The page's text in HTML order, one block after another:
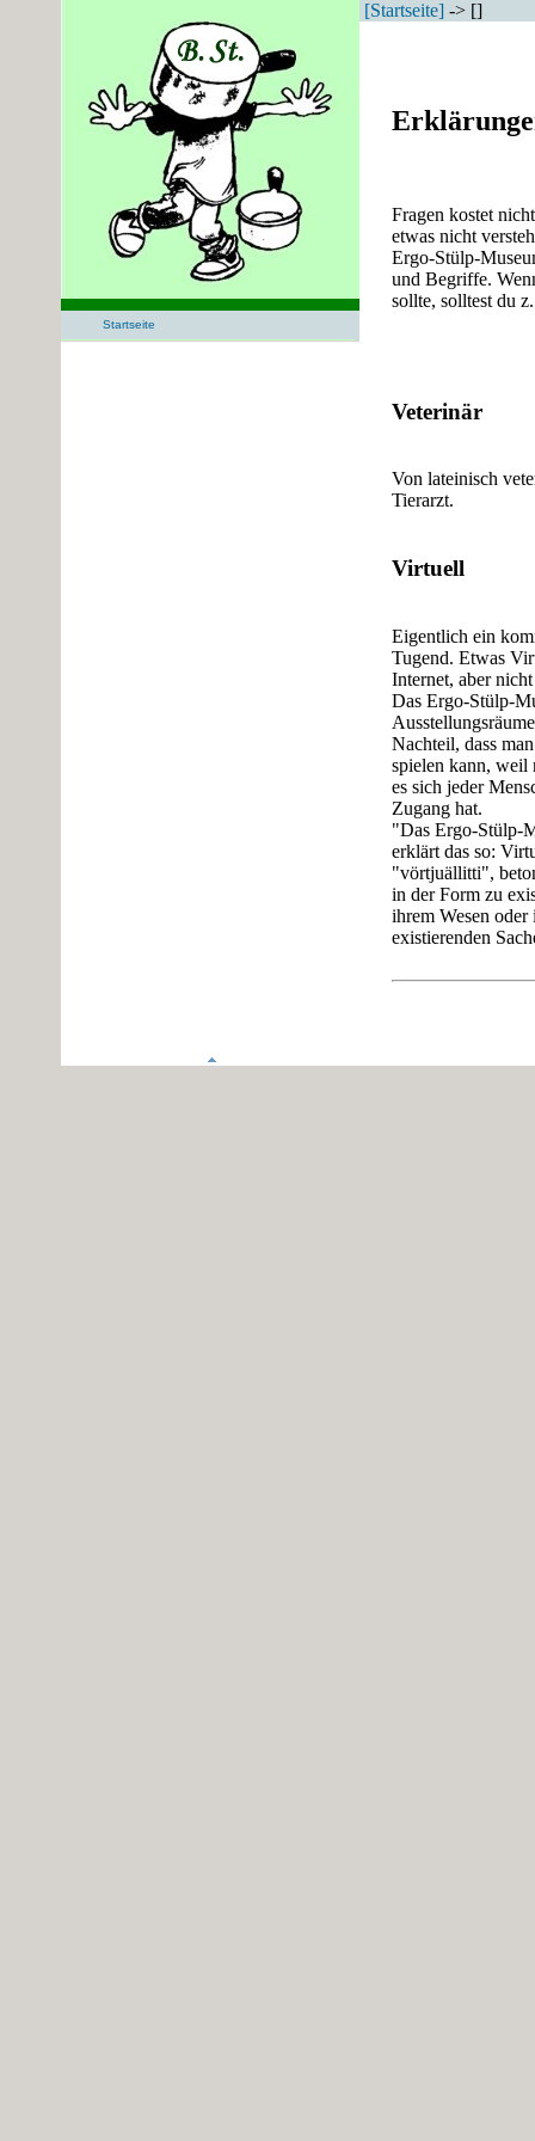
Startseite
[Startseite] -> []
Fragen kostet
etwas nicht
Ergo-Stülp-
und Begriffe.
sollte, solltest du
Veterinär
Von lateinisch
Tierarzt.
Virtuell
Eigentlich ein
Tugend. Etwas
Internet, aber
Das Ergo-Stülp-
Nachteil, dass
spielen kann, weil
es sich jeder
Zugang hat.
"Das Ergo-Stülp-
erklärt das so:
"vörtjuällitti",
in der Form zu
ihrem Wesen
existierenden